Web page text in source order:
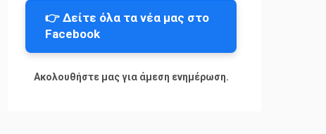
👉 Δείτε όλα τα νέα μας στο
Facebook
Ακολουθήστε μας για άμεση ενημέρωση.